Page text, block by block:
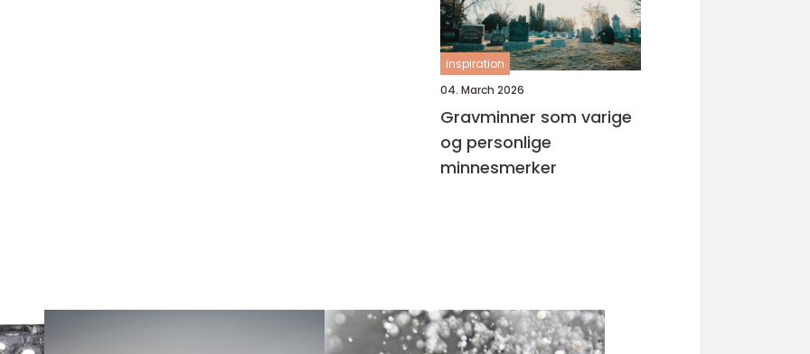
inspiration
04. March 2026
Gravminner som varige
og personlige
minnesmerker